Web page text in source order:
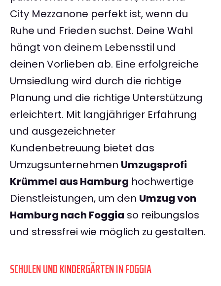
City Mezzanone perfekt ist, wenn du
Ruhe und Frieden suchst. Deine Wahl
hängt von deinem Lebensstil und
deinen Vorlieben ab. Eine erfolgreiche
Umsiedlung wird durch die richtige
Planung und die richtige Unterstützung
erleichtert. Mit langjähriger Erfahrung
und ausgezeichneter
Kundenbetreuung bietet das
Umzugsunternehmen Umzugsprofi
Krümmel aus Hamburg hochwertige
Dienstleistungen, um den Umzug von
Hamburg nach Foggia so reibungslos
und stressfrei wie möglich zu gestalten.
SCHULEN UND KINDERGÄRTEN IN FOGGIA